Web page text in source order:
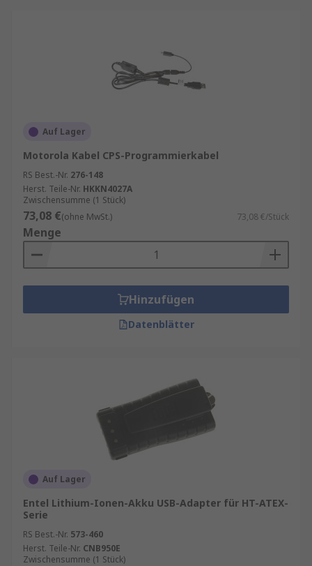
Auf Lager
Motorola Kabel CPS-Programmierkabel
RS Best.-Nr. 276-148
Herst. Teile-Nr. HKKN4027A
Zwischensumme (1 Stück)
73,08 €(ohne MwSt.) 73,08 €/Stück
Menge
Hinzufügen
Datenblätter
Auf Lager
Entel Lithium-Ionen-Akku USB-Adapter für HT-ATEX-
Serie
RS Best.-Nr. 573-460
Herst. Teile-Nr. CNB950E
Zwischensumme (1 Stück)